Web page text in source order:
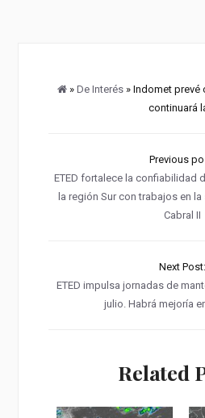
» De Interés» Indomet prevé
continuará
Previous
ETED fortalece la confiabilidad
la región Sur con trabajos en
Cabral II
Next Post:
ETED impulsa jornadas de
julio. Habrá mejoría
Related